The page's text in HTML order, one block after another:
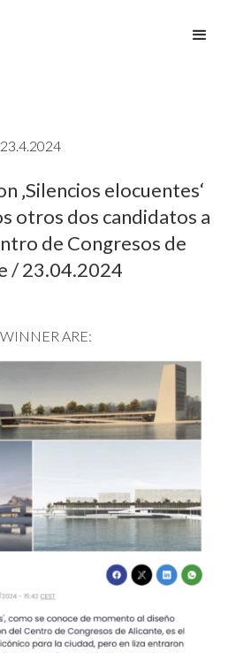
23.4.2024
‚Silencios elocuentes‘
otros dos candidatos a
de Congresos de
/ 23.04.2024
ARE: